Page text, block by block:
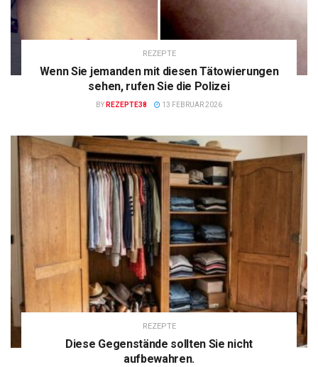
REZEPTE
Wenn Sie jemanden mit diesen Tätowierungen
sehen, rufen Sie die Polizei
BY REZEPTE38 13 FEBRUAR 2026
REZEPTE
Diese Gegenstände sollten Sie nicht
aufbewahren.